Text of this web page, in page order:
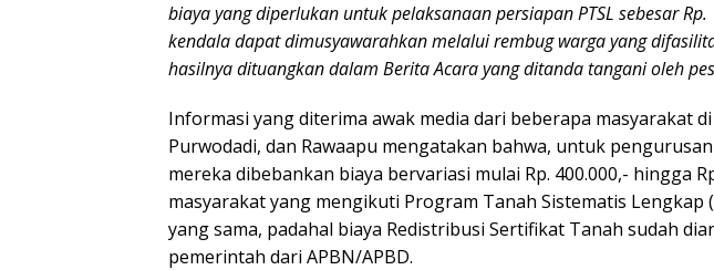
biaya yang diperlukan untuk pelaksanaan persiapan PTSL sebesar
kendala dapat dimusyawarahkan melalui rembug warga yang
hasilnya dituangkan dalam Berita Acara yang ditanda tangani oleh
Informasi yang diterima awak media dari beberapa masyarakat
Purwodadi, dan Rawaapu mengatakan bahwa, untuk
mereka dibebankan biaya bervariasi mulai Rp. 400.000,- hingga
masyarakat yang mengikuti Program Tanah Sistematis Lengkap
yang sama, padahal biaya Redistribusi Sertifikat Tanah sudah
pemerintah dari APBN/APBD.